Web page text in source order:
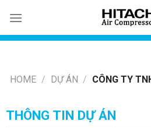
content
HOME / DỰ ÁN / CÔNG TY
THÔNG TIN DỰ ÁN